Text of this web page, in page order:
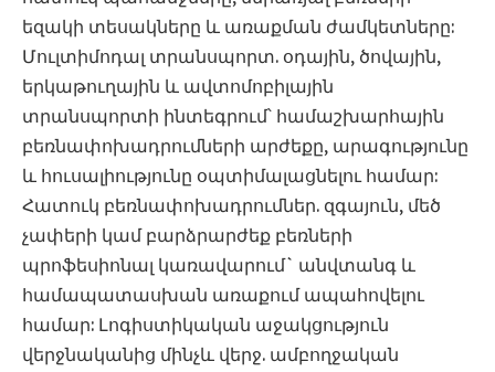
եզակի տեսակները և առաքման ժամկետները:
Մուլտիմոդալ տրանսպորտ. օդային, ծովային,
երկաթուղային և ավտոմոբիլային
տրանսպորտի ինտեգրում՝ համաշխարհային
բեռնափոխադրումների արժեքը, արագությունը
և հուսալիությունը օպտիմալացնելու համար:
Հատուկ բեռնափոխադրումներ. զգայուն, մեծ
չափերի կամ բարձրարժեք բեռների
պրոֆեսիոնալ կառավարում` անվտանգ և
համապատասխան առաքում ապահովելու
համար: Լոգիստիկական աջակցություն
վերջնականից մինչև վերջ. ամբողջական